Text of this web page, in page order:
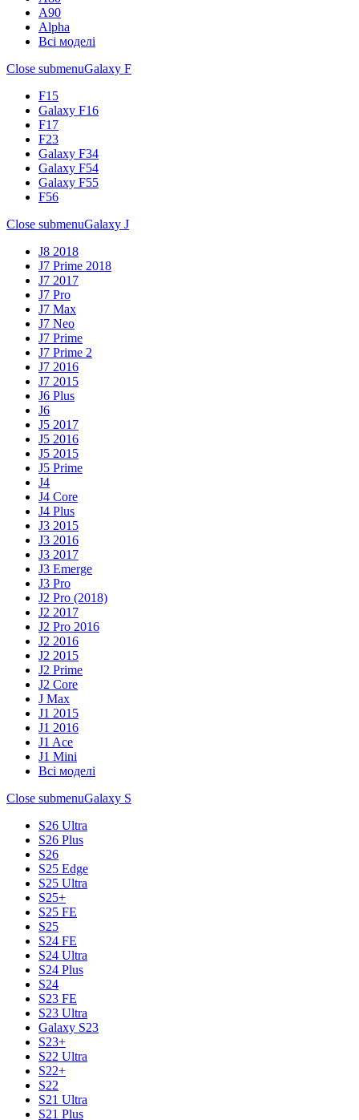
A90
Alpha
Всі моделі
Close submenuGalaxy F
F15
Galaxy F16
F17
F23
Galaxy F34
Galaxy F54
Galaxy F55
F56
Close submenuGalaxy J
J8 2018
J7 Prime 2018
J7 2017
J7 Pro
J7 Max
J7 Neo
J7 Prime
J7 Prime 2
J7 2016
J7 2015
J6 Plus
J6
J5 2017
J5 2016
J5 2015
J5 Prime
J4
J4 Core
J4 Plus
J3 2015
J3 2016
J3 2017
J3 Emerge
J3 Pro
J2 Pro (2018)
J2 2017
J2 Pro 2016
J2 2016
J2 2015
J2 Prime
J2 Core
J Max
J1 2015
J1 2016
J1 Ace
J1 Mini
Всі моделі
Close submenuGalaxy S
S26 Ultra
S26 Plus
S26
S25 Edge
S25 Ultra
S25+
S25 FE
S25
S24 FE
S24 Ultra
S24 Plus
S24
S23 FE
S23 Ultra
Galaxy S23
S23+
S22 Ultra
S22+
S22
S21 Ultra
S21 Plus